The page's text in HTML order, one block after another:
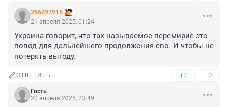
266097915
21 апреля 2025, 01:24
Украина говорит, что так называемое перемирие это
повод для дальнейшего продолжения сво. И чтобы не
потерять выгоду.
ОТВЕТИТЬ +2 –0
Гость
20 апреля 2025, 23:49